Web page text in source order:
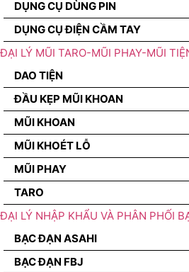
DỤNG CỤ DÙNG PIN
DỤNG CỤ ĐIỆN CẦM TAY
ĐẠI LÝ MŨI TARO-MŨI PHAY-MŨI
DAO TIỆN
ĐẦU KẸP MŨI KHOAN
MŨI KHOAN
MŨI KHOÉT LỖ
MŨI PHAY
TARO
ĐẠI LÝ NHẬP KHẨU VÀ PHÂN PHỐI
BẠC ĐẠN ASAHI
BẠC ĐẠN FBJ